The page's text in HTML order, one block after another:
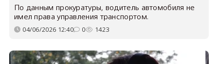
По данным прокуратуры, водитель автомобиля не
имел права управления транспортом.
04/06/2026 12:40 0 1423